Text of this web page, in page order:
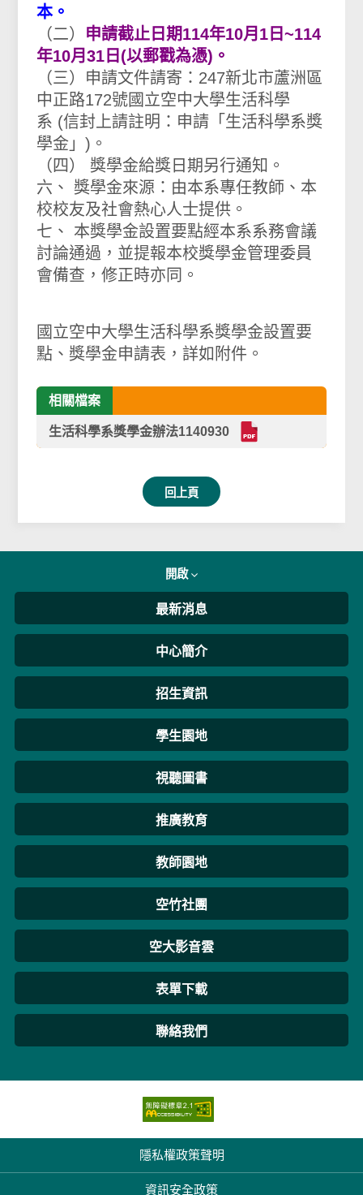
本。
（二） 申請截止日期114年10月1日~114
年10月31日(以郵戳為憑)。
（三）申請文件請寄：247新北市蘆洲區
中正路172號國立空中大學生活科學
系 (信封上請註明：申請「生活科學系獎
學金」)。
（四） 獎學金給獎日期另行通知。
六、 獎學金來源：由本系專任教師、本
校校友及社會熱心人士提供。
七、 本獎學金設置要點經本系系務會議
討論通過，並提報本校獎學金管理委員
會備查，修正時亦同。
國立空中大學生活科學系獎學金設置要
點、獎學金申請表，詳如附件。
相關檔案
生活科學系獎學金辦法1140930
回上頁
開啟
最新消息
中心簡介
招生資訊
學生園地
視聽圖書
推廣教育
教師園地
空竹社團
空大影音雲
表單下載
聯絡我們
隱私權政策聲明
資訊安全政策